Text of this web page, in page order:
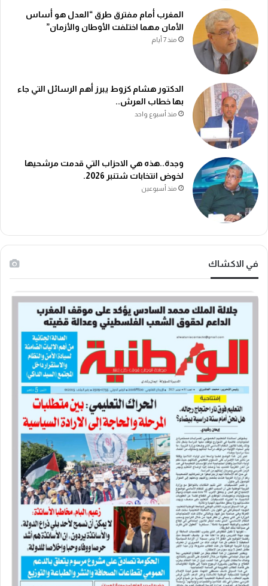
المغرب أمام مفترق طرق “العدل هو أساس
الأمان مهما اختلفت الأوطان والأزمان”
منذ 7 أيام
الدكتور هشام كزوط يبرز أهم الرسائل التي جاء
بها خطاب العرش..
منذ أسبوع واحد
وجدة..هذه هي الاحزاب التي قدمت مرشحيها
لخوض انتخابات شتنبر 2026.
منذ أسبوعين
في الاكشاك